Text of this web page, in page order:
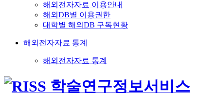
해외전자자료 이용안내
해외DB별 이용권한
대학별 해외DB 구독현황
해외전자자료 통계
해외전자자료 통계